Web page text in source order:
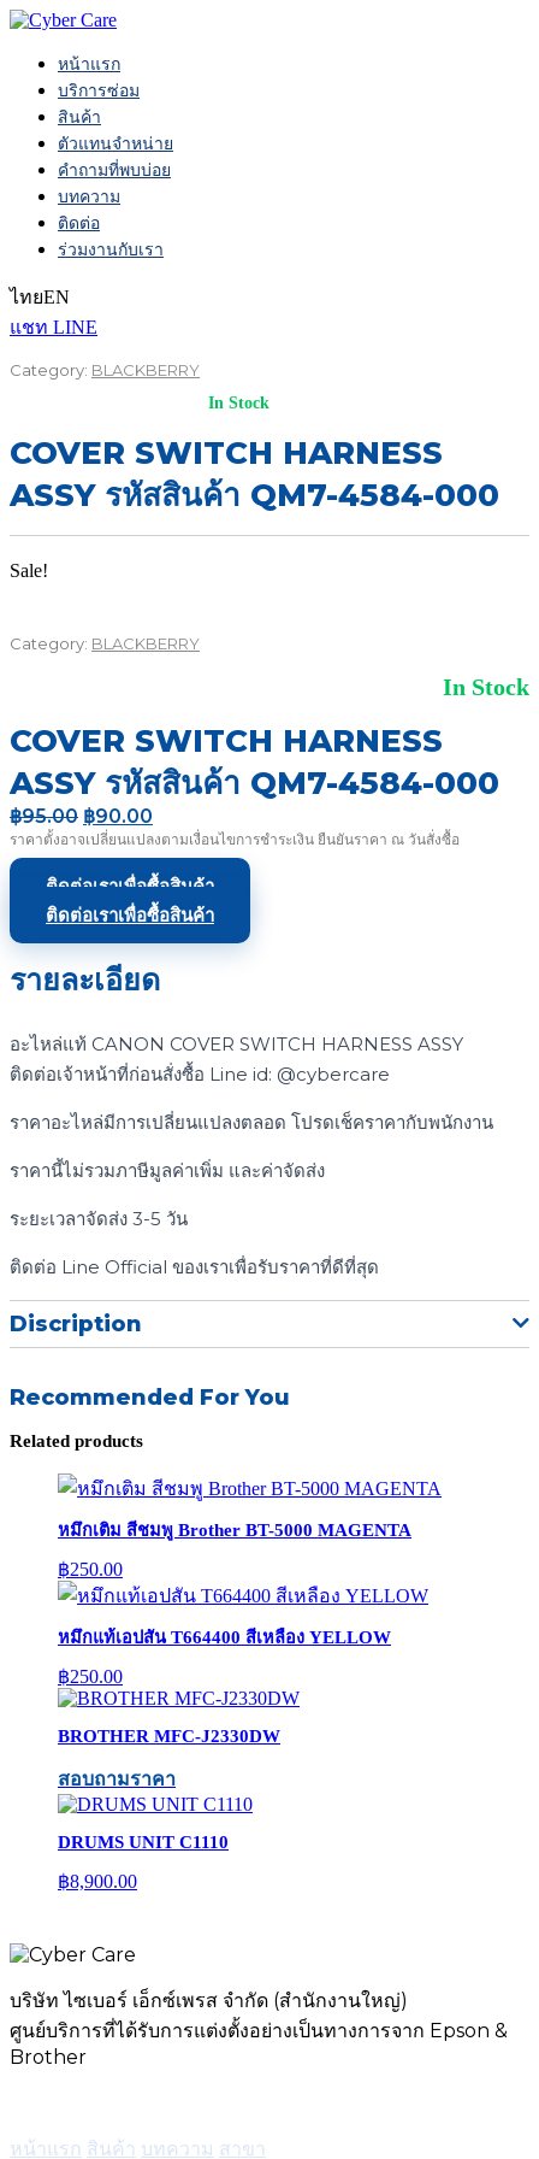
หน้าแรก
บริการซ่อม
สินค้า
ตัวแทนจำหน่าย
คำถามที่พบบ่อย
บทความ
ติดต่อ
ร่วมงานกับเรา
ไทยEN
แชท LINE
Category: BLACKBERRY
In Stock
COVER SWITCH HARNESS
ASSY รหัสสินค้า QM7-4584-000
Sale!
Category: BLACKBERRY
In Stock
COVER SWITCH HARNESS
ASSY รหัสสินค้า QM7-4584-000
฿95.00 Original
price
was:
฿95.00.
฿90.00
price
is:
฿90.00.
ราคาตั้งอาจเปลี่ยนแปลงตามเงื่อนไขการชำระเงิน ยืนยันราคา ณ วันสั่งซื้อ
ติดต่อเราเพื่อซื้อสินค้า
ติดต่อเราเพื่อซื้อสินค้า
รายละเอียด
อะไหล่แท้ CANON COVER SWITCH HARNESS ASSY
ติดต่อเจ้าหน้าที่ก่อนสั่งซื้อ Line id: @cybercare
ราคาอะไหล่มีการเปลี่ยนแปลงตลอด โปรดเช็คราคากับพนักงาน
ราคานี้ไม่รวมภาษีมูลค่าเพิ่ม และค่าจัดส่ง
ระยะเวลาจัดส่ง 3-5 วัน
ติดต่อ Line Official ของเราเพื่อรับราคาที่ดีที่สุด
Discription
Recommended For You
Related products
หมึกเติม สีชมพู Brother BT-5000 MAGENTA
฿250.00
หมึกแท้เอปสัน T664400 สีเหลือง YELLOW
฿250.00
BROTHER MFC-J2330DW
สอบถามราคา
DRUMS UNIT C1110
฿8,900.00
บริษัท ไซเบอร์ เอ็กซ์เพรส จำกัด (สำนักงานใหญ่)
ศูนย์บริการที่ได้รับการแต่งตั้งอย่างเป็นทางการจาก Epson &
Brother
หน้าแรก สินค้า บทความ สาขา